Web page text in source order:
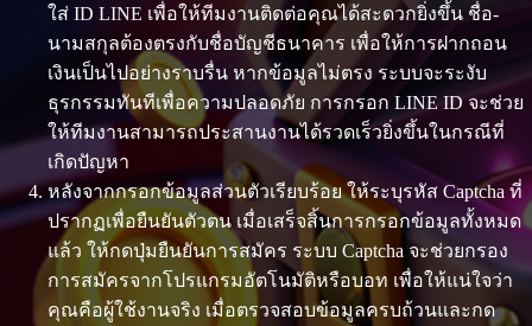
ใส่ ID LINE เพื่อให้ทีมงานติดต่อคุณได้สะดวกยิ่งขึ้น ชื่อ-
นามสกุลต้องตรงกับชื่อบัญชีธนาคาร เพื่อให้การฝากถอน
เงินเป็นไปอย่างราบรื่น หากข้อมูลไม่ตรง ระบบจะระงับ
ธุรกรรมทันทีเพื่อความปลอดภัย การกรอก LINE ID จะช่วย
ให้ทีมงานสามารถประสานงานได้รวดเร็วยิ่งขึ้นในกรณีที่
เกิดปัญหา
หลังจากกรอกข้อมูลส่วนตัวเรียบร้อย ให้ระบุรหัส Captcha ที่
ปรากฏเพื่อยืนยันตัวตน เมื่อเสร็จสิ้นการกรอกข้อมูลทั้งหมด
แล้ว ให้กดปุ่มยืนยันการสมัคร ระบบ Captcha จะช่วยกรอง
การสมัครจากโปรแกรมอัตโนมัติหรือบอท เพื่อให้แน่ใจว่า
คุณคือผู้ใช้งานจริง เมื่อตรวจสอบข้อมูลครบถ้วนและกด